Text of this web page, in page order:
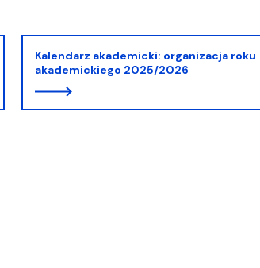
Kalendarz akademicki: organizacja roku
akademickiego 2025/2026